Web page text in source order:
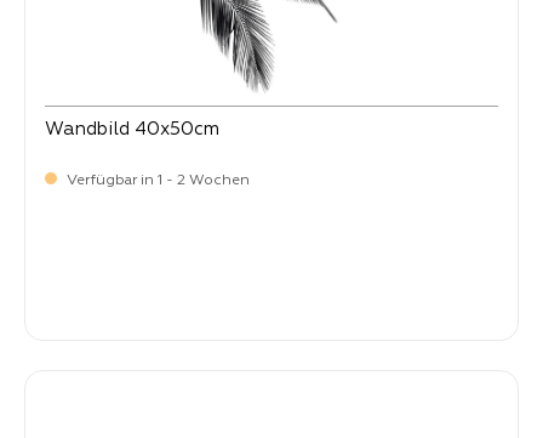
Wandbild 40x50cm
Verfügbar in 1 - 2 Wochen